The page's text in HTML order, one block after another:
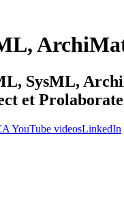
SysML,
et Prolaborate
YouTube videosLinkedIn